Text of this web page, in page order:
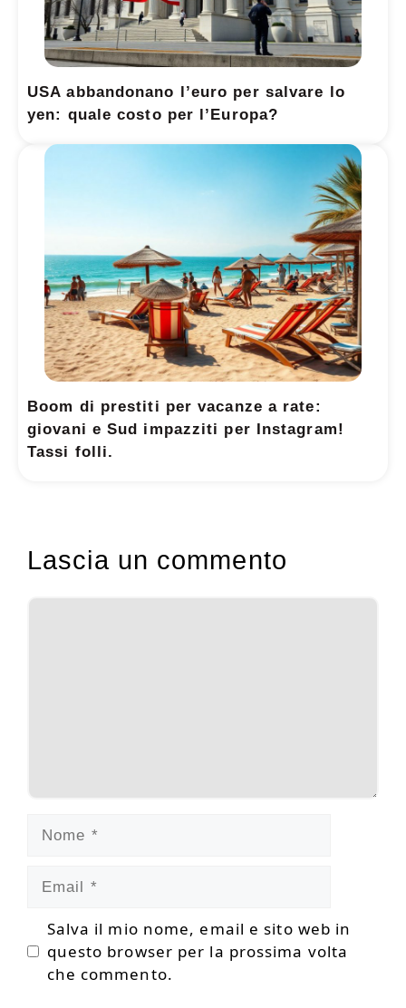
USA abbandonano l’euro per salvare lo
yen: quale costo per l’Europa?
Boom di prestiti per vacanze a rate:
giovani e Sud impazziti per Instagram!
Tassi folli.
Lascia un commento
Salva il mio nome, email e sito web in
questo browser per la prossima volta
che commento.